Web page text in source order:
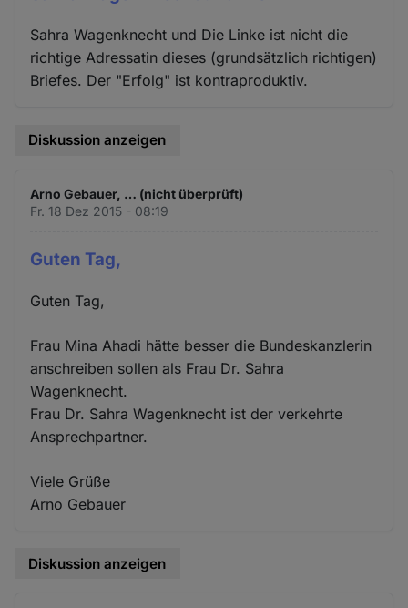
Sahra Wagenknecht und Die Linke ist nicht die
richtige Adressatin dieses (grundsätzlich richtigen)
Briefes. Der "Erfolg" ist kontraproduktiv.
Diskussion anzeigen
Arno Gebauer, … (nicht überprüft)
Fr. 18 Dez 2015 - 08:19
Guten Tag,
Guten Tag,
Frau Mina Ahadi hätte besser die Bundeskanzlerin
anschreiben sollen als Frau Dr. Sahra
Wagenknecht.
Frau Dr. Sahra Wagenknecht ist der verkehrte
Ansprechpartner.
Viele Grüße
Arno Gebauer
Diskussion anzeigen